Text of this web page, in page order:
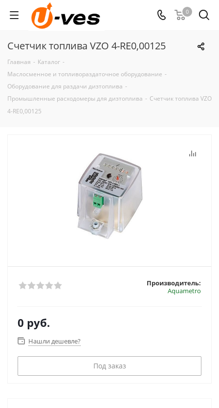
0
Счетчик топлива VZO 4-RE0,00125
Главная - Каталог -
Маслосменное и топливораздаточное оборудование -
Оборудование для раздачи дизтоплива -
Промышленные расходомеры для дизтоплива - Счетчик топлива VZO
4-RE0,00125
Производитель:
Aquametro
0 руб.
Нашли дешевле?
Под заказ